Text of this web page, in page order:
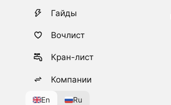
Гайды
Вочлист
Кран-лист
Компании
En Ru